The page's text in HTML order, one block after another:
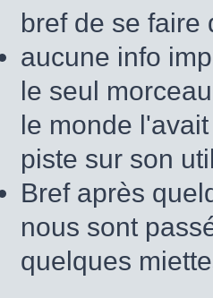
bref de se faire
aucune info
le seul
le monde
piste sur son
Bref après
nous sont
quelques